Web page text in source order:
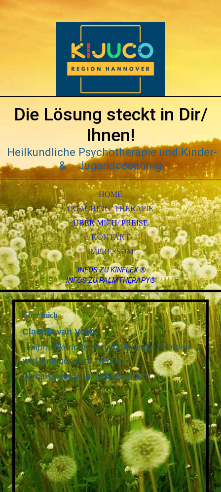
Die Lösung steckt in Dir/
Ihnen!
Heilkundliche Psychotherapie und Kinder-
& Jugendcoaching
HOME
COACHING/ THERAPIE
ÜBER MICH/ PREISE
KONTAKT
IMPRESSUM
INFOS ZU KINFLEX ®
INFOS ZU PALMTHERAPY®
Über mich
Claudia van Veen
Heilpraktikerin für Psychotherapie / Kinder-
und Jugendcoach / Mama /
Schauspielerin und Moderatorin